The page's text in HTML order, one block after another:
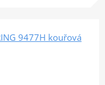
9477H kouřová